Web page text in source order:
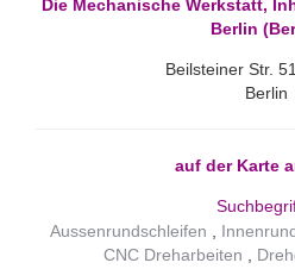
Die Mechanische Werkstatt,
Berlin
Beilsteiner Str.
Berlin
auf der Karte
Aussenrundschleifen
CNC Dreharbeiten